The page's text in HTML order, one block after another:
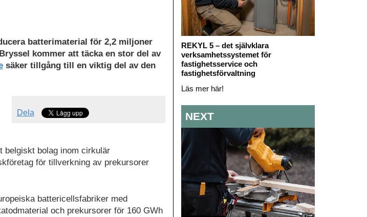
batterimaterial för 2,2 miljoner
kommer att täcka en stor del av
säker tillgång till en viktig del av den
Dela
belgiskt bolag inom cirkulär
för tillverkning av prekursorer
battericellsfabriker med
och prekursorer för 160 GWh
REKYL 5 – det självklara
verksamhetssystemet för
fastighetsservice och
fastighetsförvaltning
Läs mer här!
NEXT